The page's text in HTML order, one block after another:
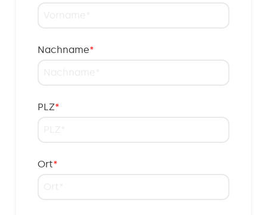
Nachname*
PLZ*
Ort*